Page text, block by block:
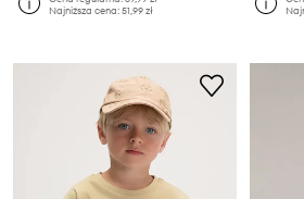
Najniższa cena:51,99 zł